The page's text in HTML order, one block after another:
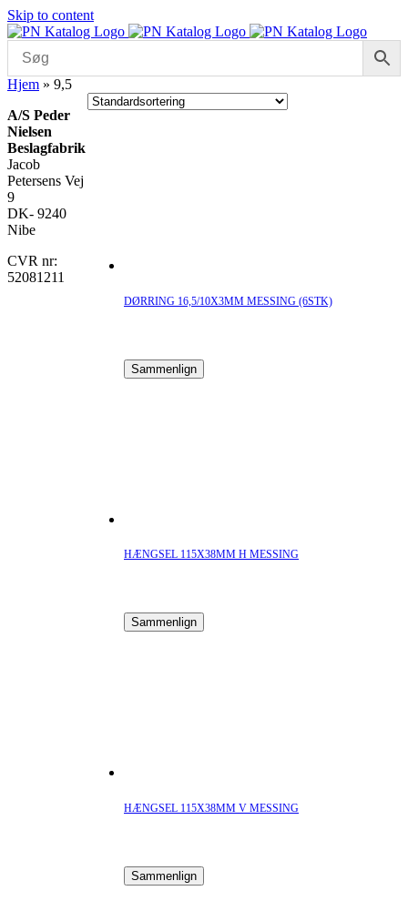
Skip to content
Hjem » 9,5
DØRRING 16,5/10X3MM MESSING (6STK)
Sammenlign
HÆNGSEL 115X38MM H MESSING
Sammenlign
HÆNGSEL 115X38MM V MESSING
Sammenlign
A/S Peder
Nielsen
Beslagfabrik
Jacob
Petersens Vej
9
DK- 9240
Nibe
CVR nr:
52081211